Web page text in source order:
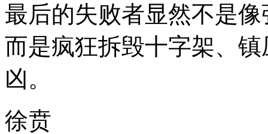
最后的失败者显然不是
而是疯狂拆毁十字架、
凶。
徐贲